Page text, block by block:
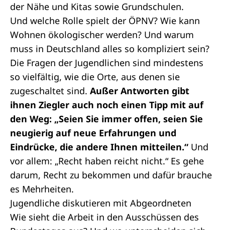
der Nähe und Kitas sowie Grundschulen.
Und welche Rolle spielt der ÖPNV? Wie kann
Wohnen ökologischer werden? Und warum
muss in Deutschland alles so kompliziert sein?
Die Fragen der Jugendlichen sind mindestens
so vielfältig, wie die Orte, aus denen sie
zugeschaltet sind. Außer Antworten gibt
ihnen Ziegler auch noch einen Tipp mit auf
den Weg: „Seien Sie immer offen, seien Sie
neugierig auf neue Erfahrungen und
Eindrücke, die andere Ihnen mitteilen.“ Und
vor allem: „Recht haben reicht nicht.“ Es gehe
darum, Recht zu bekommen und dafür brauche
es Mehrheiten.
Jugendliche diskutieren mit Abgeordneten
Wie sieht die Arbeit in den Ausschüssen des